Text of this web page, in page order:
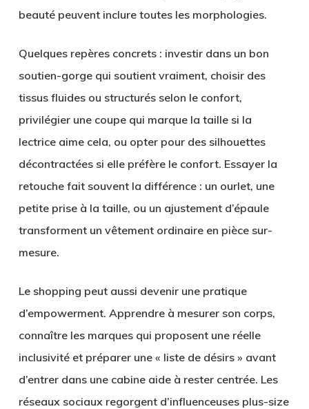
beauté peuvent inclure toutes les morphologies.
Quelques repères concrets : investir dans un bon
soutien-gorge qui soutient vraiment, choisir des
tissus fluides ou structurés selon le confort,
privilégier une coupe qui marque la taille si la
lectrice aime cela, ou opter pour des silhouettes
décontractées si elle préfère le confort. Essayer la
retouche fait souvent la différence : un ourlet, une
petite prise à la taille, ou un ajustement d’épaule
transforment un vêtement ordinaire en pièce sur-
mesure.
Le shopping peut aussi devenir une pratique
d’empowerment. Apprendre à mesurer son corps,
connaître les marques qui proposent une réelle
inclusivité et préparer une « liste de désirs » avant
d’entrer dans une cabine aide à rester centrée. Les
réseaux sociaux regorgent d’influenceuses plus-size